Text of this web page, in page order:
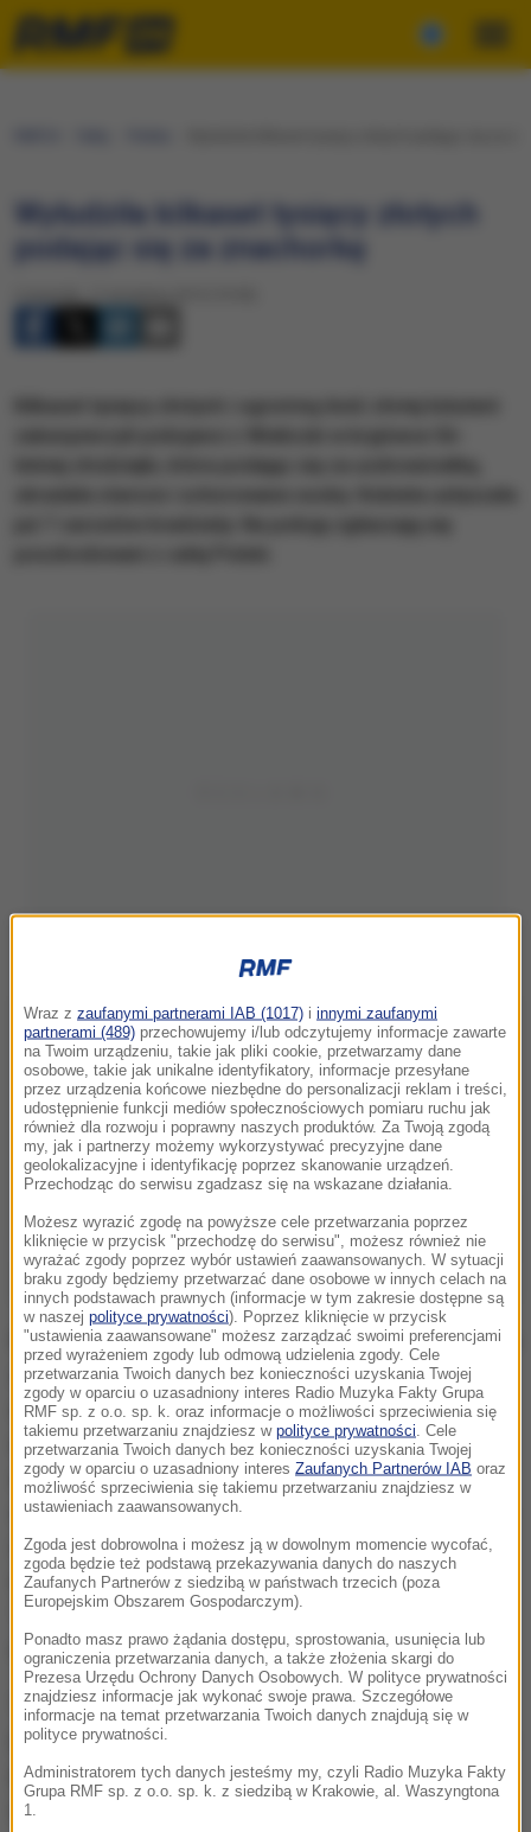
Wyłudziła kilkaset tysięcy złotych
podając się za znachorkę
Pseudoznachorka kradła w domach, które odwiedzała
zegarki, pierścionki, łańcuszki i bransoletki, a także
cenne pamiątki. Kobieta twierdziła, że w celu
uzdrowienia musi wszystkie kosztowności chorego
zawinąć w szmatę i na kilka miesięcy wrzucić za
szafę. Po jej wizycie okazywało się, że oszczędności
życia znikały. Wchodząc na posesję mówiła
mieszkańcom, że ma moc uzdrawiania modlitwą.
Twierdziła, że „święty obrazek do niej przemówił, że
mają schowane jakieś cenne przedmioty”.
56-latka oszukała w ten sposób wielu mieszkańców
powiatu suskiego, nowotarskiego i tatrzańskiego. Na
policję zgłaszają się także poszkodowani z
Lubelszczyzny, Śląska i Pomorza. Złodziejce grozi
Wraz z zaufanymi partnerami IAB (1017) i innymi zaufanymi
partnerami (489) przechowujemy i/lub odczytujemy informacje zawarte
na Twoim urządzeniu, takie jak pliki cookie, przetwarzamy dane
osobowe, takie jak unikalne identyfikatory, informacje przesyłane
przez urządzenia końcowe niezbędne do personalizacji reklam i treści,
udostępnienie funkcji mediów społecznościowych pomiaru ruchu jak
również dla rozwoju i poprawny naszych produktów. Za Twoją zgodą
my, jak i partnerzy możemy wykorzystywać precyzyjne dane
geolokalizacyjne i identyfikację poprzez skanowanie urządzeń.
Przechodząc do serwisu zgadzasz się na wskazane działania.
Możesz wyrazić zgodę na powyższe cele przetwarzania poprzez
kliknięcie w przycisk "przechodzę do serwisu", możesz również nie
wyrażać zgody poprzez wybór ustawień zaawansowanych. W sytuacji
braku zgody będziemy przetwarzać dane osobowe w innych celach na
innych podstawach prawnych (informacje w tym zakresie dostępne są
w naszej polityce prywatności). Poprzez kliknięcie w przycisk
"ustawienia zaawansowane" możesz zarządzać swoimi preferencjami
przed wyrażeniem zgody lub odmową udzielenia zgody. Cele
przetwarzania Twoich danych bez konieczności uzyskania Twojej
zgody w oparciu o uzasadniony interes Radio Muzyka Fakty Grupa
RMF sp. z o.o. sp. k. oraz informacje o możliwości sprzeciwienia się
takiemu przetwarzaniu znajdziesz w polityce prywatności . Cele
przetwarzania Twoich danych bez konieczności uzyskania Twojej
zgody w oparciu o uzasadniony interes Zaufanych Partnerów IAB oraz
możliwość sprzeciwienia się takiemu przetwarzaniu znajdziesz w
ustawieniach zaawansowanych.
Zgoda jest dobrowolna i możesz ją w dowolnym momencie wycofać,
zgoda będzie też podstawą przekazywania danych do naszych
Zaufanych Partnerów z siedzibą w państwach trzecich (poza
Europejskim Obszarem Gospodarczym).
Ponadto masz prawo żądania dostępu, sprostowania, usunięcia lub
ograniczenia przetwarzania danych, a także złożenia skargi do
Prezesa Urzędu Ochrony Danych Osobowych. W polityce prywatności
znajdziesz informacje jak wykonać swoje prawa. Szczegółowe
informacje na temat przetwarzania Twoich danych znajdują się w
polityce prywatności.
Administratorem tych danych jesteśmy my, czyli Radio Muzyka Fakty
Grupa RMF sp. z o.o. sp. k. z siedzibą w Krakowie, al. Waszyngtona
1.